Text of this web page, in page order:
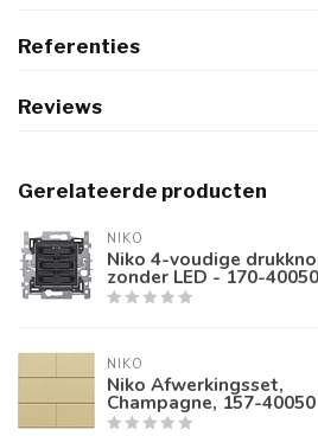
Referenties
Reviews
Gerelateerde producten
NIKO
Niko 4-voudige
zonder LED - 170-40050
NIKO
Niko Afwerkingsset,
Champagne, 157-40050